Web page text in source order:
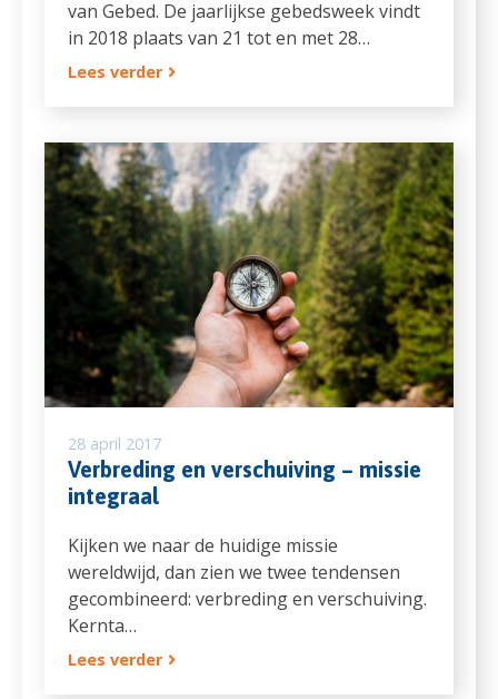
van Gebed. De jaarlijkse gebedsweek vindt
in 2018 plaats van 21 tot en met 28…
Lees verder
28 april 2017
Verbreding en verschuiving – missie
integraal
Kijken we naar de huidige missie
wereldwijd, dan zien we twee tendensen
gecombineerd: verbreding en verschuiving.
Kernta…
Lees verder